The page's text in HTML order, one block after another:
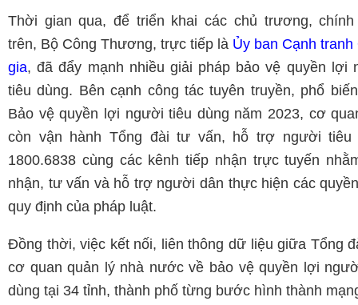
Thời gian qua, để triển khai các chủ trương, chính
trên, Bộ Công Thương, trực tiếp là Ủy ban Cạnh tranh
gia, đã đẩy mạnh nhiều giải pháp bảo vệ quyền lợi
tiêu dùng. Bên cạnh công tác tuyên truyền, phổ
Bảo vệ quyền lợi người tiêu dùng năm 2023, cơ
còn vận hành Tổng đài tư vấn, hỗ trợ người tiêu
1800.6838 cùng các kênh tiếp nhận trực tuyến
nhận, tư vấn và hỗ trợ người dân thực hiện các
quy định của pháp luật.
Đồng thời, việc kết nối, liên thông dữ liệu giữa Tổng
cơ quan quản lý nhà nước về bảo vệ quyền lợi
dùng tại 34 tỉnh, thành phố từng bước hình thành